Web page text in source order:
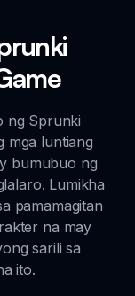
ng Sprunki
mga luntiang
bumubuo ng
Lumikha
pamamagitan
na may
sarili sa
ito.